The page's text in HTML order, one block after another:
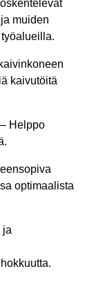
muiden
kaivutöitä
– Helppo
optimaalista
ja